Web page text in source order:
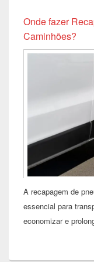
Onde fazer
Caminhões?
A recapagem de
essencial para
economizar e